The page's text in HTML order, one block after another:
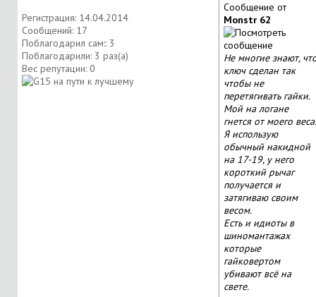
Регистрация: 14.04.2014
Сообщений: 17
Поблагодарил сам:: 3
Поблагодарили: 3 раз(а)
Вес репутации: 0
Сообщение от
Monstr 62
Не многие знают,
ключ сделан так
чтобы не
перетягивать гайки.
Мой на логане
гнется от моего веса.
Я использую
обычный накидной
на 17-19, у него
короткий рычаг
получается и
затягиваю своим
весом.
Есть и идиоты в
шиномантажах
которые
гайковертом
убивают всё на
свете.